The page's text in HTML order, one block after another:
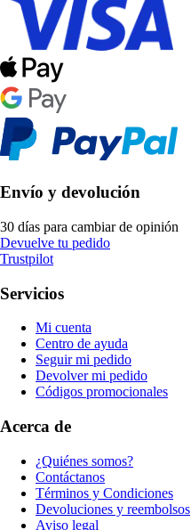
Envío y devolución
30 días para cambiar de opinión
Devuelve tu pedido
Trustpilot
Servicios
Mi cuenta
Centro de ayuda
Seguir mi pedido
Devolver mi pedido
Códigos promocionales
Acerca de
¿Quiénes somos?
Contáctanos
Términos y Condiciones
Devoluciones y reembolsos
Aviso legal